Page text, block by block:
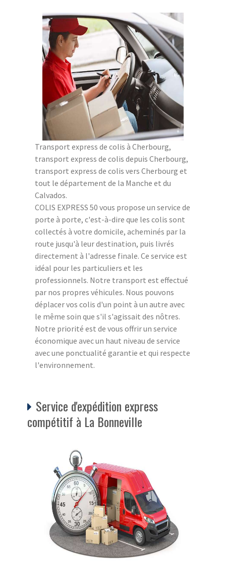
Transport express de colis à Cherbourg,
transport express de colis depuis Cherbourg,
transport express de colis vers Cherbourg et
tout le département de la Manche et du
Calvados.
COLIS EXPRESS 50 vous propose un service de
porte à porte, c'est-à-dire que les colis sont
collectés à votre domicile, acheminés par la
route jusqu'à leur destination, puis livrés
directement à l'adresse finale. Ce service est
idéal pour les particuliers et les
professionnels. Notre transport est effectué
par nos propres véhicules. Nous pouvons
déplacer vos colis d'un point à un autre avec
le même soin que s'il s'agissait des nôtres.
Notre priorité est de vous offrir un service
économique avec un haut niveau de service
avec une ponctualité garantie et qui respecte
l'environnement.
Service d'expédition express
compétitif à La Bonneville